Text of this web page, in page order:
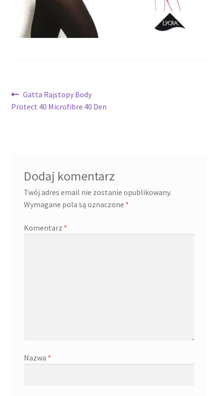
Nawigacja
wpisu
Poprzedni
wpis:
Gatta Rajstopy Body
Protect 40 Microfibre 40 Den
Dodaj komentarz
Twój adres email nie zostanie opublikowany.
Wymagane pola są oznaczone *
Komentarz *
Nazwa *